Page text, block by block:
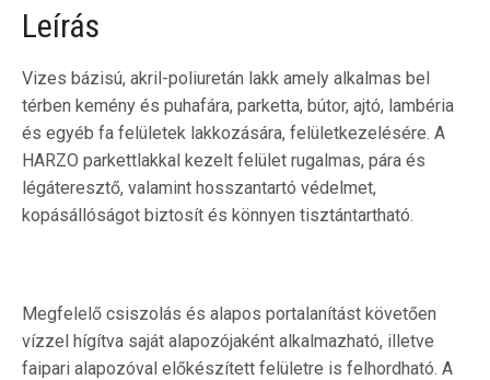
Leírás
Vizes bázisú, akril-poliuretán lakk amely alkalmas bel
térben kemény és puhafára, parketta, bútor, ajtó, lambéria
és egyéb fa felületek lakkozására, felületkezelésére. A
HARZO parkettlakkal kezelt felület rugalmas, pára és
légáteresztő, valamint hosszantartó védelmet,
kopásállóságot biztosít és könnyen tisztántartható.
Megfelelő csiszolás és alapos portalanítást követően
vízzel hígítva saját alapozójaként alkalmazható, illetve
faipari alapozóval előkészített felületre is felhordható. A